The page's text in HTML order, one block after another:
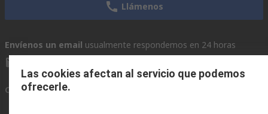
Llámenos
Envíenos un email usualmente respondemos en 24 horas
Conectar con nosotros
Las cookies afectan al servicio que podemos
ofrecerle.